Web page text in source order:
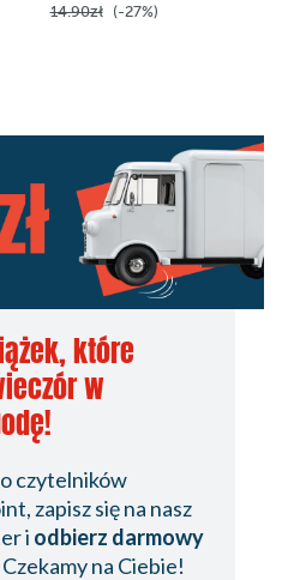
14.90zł (-27%)
które
w
czytelników
zapisz się na nasz
i odbierz darmowy
Czekamy na Ciebie!